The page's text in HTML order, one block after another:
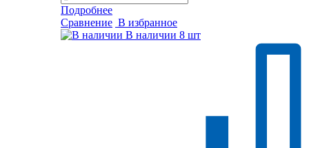
Подробнее
Сравнение В избранное
В наличии 8 шт